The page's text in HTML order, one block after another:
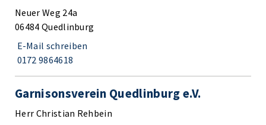
Neuer Weg 24a
06484 Quedlinburg
E-Mail schreiben
0172 9864618
Garnisonsverein Quedlinburg e.V.
Herr Christian Rehbein